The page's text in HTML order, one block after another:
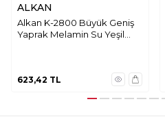
ALKAN
Alkan K-2800 Büyük Geniş
Yaprak Melamin Su Yeşil
623,42 TL